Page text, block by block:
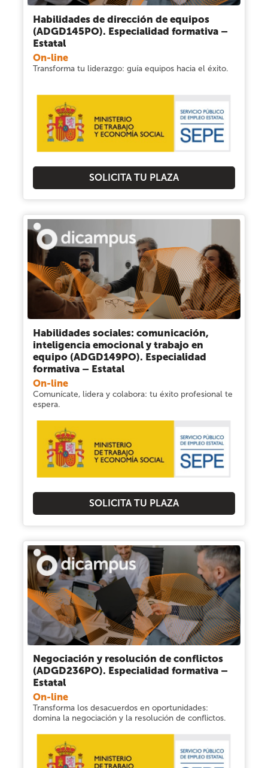
Habilidades de dirección de equipos
(ADGD145PO). Especialidad formativa –
Estatal
On-line
Transforma tu liderazgo: guía equipos hacia el éxito.
SOLICITA TU PLAZA
Habilidades sociales: comunicación,
inteligencia emocional y trabajo en
equipo (ADGD149PO). Especialidad
formativa – Estatal
On-line
Comunícate, lidera y colabora: tu éxito profesional te
espera.
SOLICITA TU PLAZA
Negociación y resolución de conflictos
(ADGD236PO). Especialidad formativa –
Estatal
On-line
Transforma los desacuerdos en oportunidades:
domina la negociación y la resolución de conflictos.